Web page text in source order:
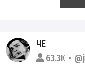
ЧЕ
63.3K